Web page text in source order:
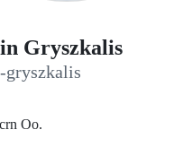
Gryszkalis
gryszkalis
Oo.